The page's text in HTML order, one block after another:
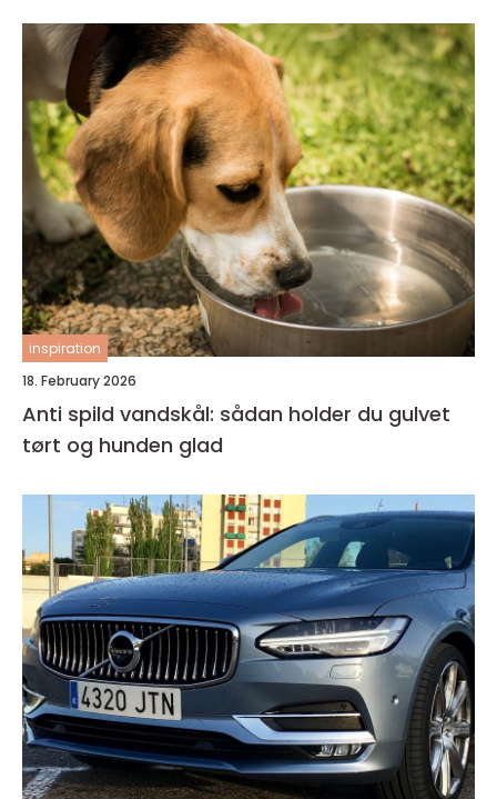
inspiration
18. February 2026
Anti spild vandskål: sådan holder du gulvet
tørt og hunden glad